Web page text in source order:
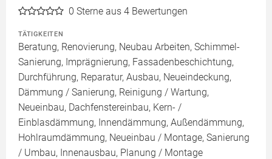
0 Sterne aus 4 Bewertungen
TÄTIGKEITEN
Beratung, Renovierung, Neubau Arbeiten, Schimmel-
Sanierung, Imprägnierung, Fassadenbeschichtung,
Durchführung, Reparatur, Ausbau, Neueindeckung,
Dämmung / Sanierung, Reinigung / Wartung,
Neueinbau, Dachfenstereinbau, Kern- /
Einblasdämmung, Innendämmung, Außendämmung,
Hohlraumdämmung, Neueinbau / Montage, Sanierung
/ Umbau, Innenausbau, Planung / Montage